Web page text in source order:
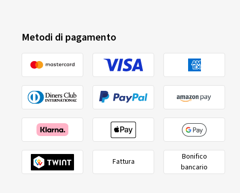
Metodi di pagamento
Fattura
Bonifico
bancario